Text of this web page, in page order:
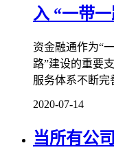
入 “一带
资金融通作为“
路”建设的重要
服务体系不断完
2020-07-14
当所有公